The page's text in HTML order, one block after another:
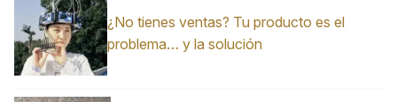
¿No tienes ventas? Tu producto es el
problema… y la solución